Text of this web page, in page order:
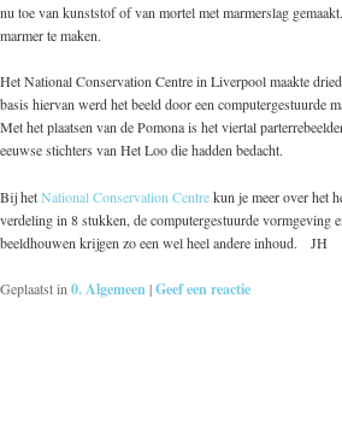
nu toe van kunststof of van mortel met marmerslag
marmer te maken.
Het National Conservation Centre in Liverpool maakte
basis hiervan werd het beeld door een computergestuurde
Met het plaatsen van de Pomona is het viertal
eeuwse stichters van Het Loo die hadden bedacht.
Bij hetNational Conservation Centrekun je meer over het
verdeling in 8 stukken, de computergestuurde vormgeving
beeldhouwen krijgen zo een wel heel andere inhoud. JH
Geplaatst in0. Algemeen |Geef een reactie